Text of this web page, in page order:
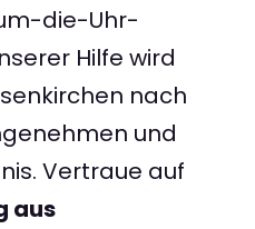
die-Uhr-
Hilfe wird
nach
und
Vertraue auf
aus